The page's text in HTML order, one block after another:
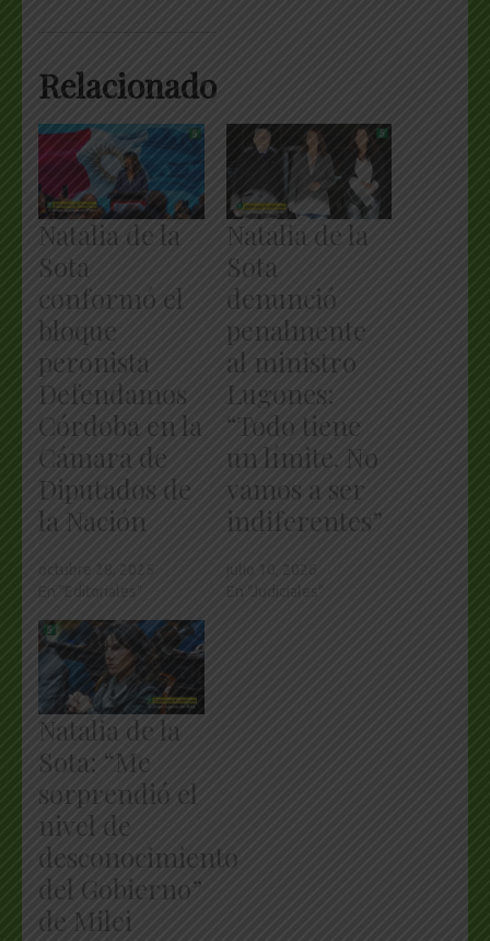
Relacionado
Natalia de la
Sota
conformó el
bloque
peronista
Defendamos
Córdoba en la
Cámara de
Diputados de
la Nación
Natalia de la
Sota
denunció
penalmente
al ministro
Lugones:
“Todo tiene
un límite. No
vamos a ser
indiferentes”
Natalia de la
Sota: “Me
sorprendió el
nivel de
desconocimiento
del Gobierno”
de Milei